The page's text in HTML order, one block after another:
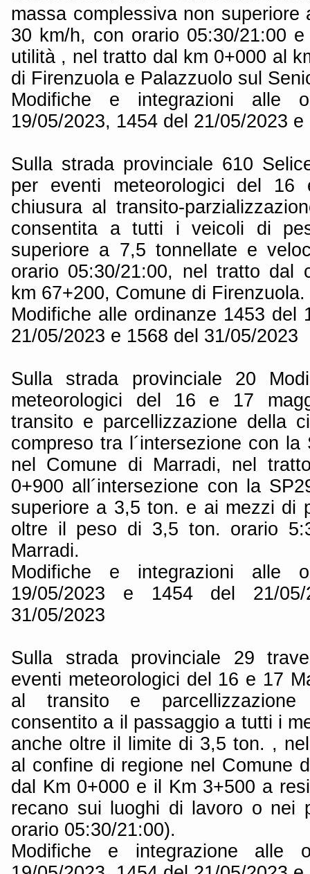
massa complessiva non
30 km/h, con orario 05:30/21:00
utilità , nel tratto dal km 0+000 al
di Firenzuola e Palazzuolo sul
Modifiche e integrazioni alle
19/05/2023, 1454 del 21/05/2023
Sulla strada provinciale 610
per eventi meteorologici del 16
chiusura al transito-
consentita a tutti i veicoli di
superiore a 7,5 tonnellate e
orario 05:30/21:00, nel tratto dal
km 67+200, Comune di Firenzuola.
Modifiche alle ordinanze 1453 del
21/05/2023 e 1568 del 31/05/2023
Sulla strada provinciale 20
meteorologici del 16 e 17
transito e parcellizzazione della
compreso tra l´intersezione con
nel Comune di Marradi, nel
0+900 all´intersezione con la
superiore a 3,5 ton. e ai mezzi di
oltre il peso di 3,5 ton. orario
Marradi.
Modifiche e integrazioni alle
19/05/2023 e 1454 del 21/
31/05/2023
Sulla strada provinciale 29
eventi meteorologici del 16 e 17
al transito e parcellizzazione
consentito a il passaggio a tutti i
anche oltre il limite di 3,5 ton. ,
al confine di regione nel Comune
dal Km 0+000 e il Km 3+500 a
recano sui luoghi di lavoro o nei
orario 05:30/21:00).
Modifiche e integrazione alle